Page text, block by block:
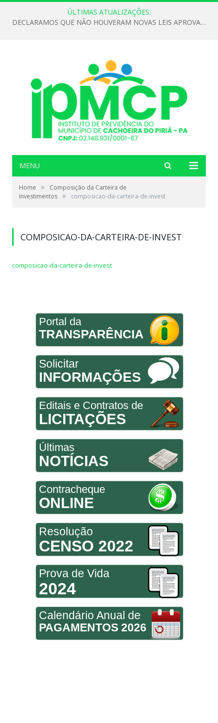
ÚLTIMAS ATUALIZAÇÕES:
DECLARAMOS QUE NÃO HOUVERAM NOVAS LEIS APROVADAS ATÉ O MOMENTO PARA O INSTITUTO DE PREVIDÊNCIA NO ANO DE 2026
MENU
Home »
Composição da Carteira de
Investimentos » composicao-da-carteira-de-invest
COMPOSICAO-DA-CARTEIRA-DE-INVEST
composicao-da-carteira-de-invest
Portal da
TRANSPARÊNCIA
Solicitar
INFORMAÇÕES
Editais e Contratos de
LICITAÇÕES
Últimas
NOTÍCIAS
Contracheque
ONLINE
Resolução
CENSO 2022
Prova de Vida
2024
Calendário Anual de
PAGAMENTOS 2026